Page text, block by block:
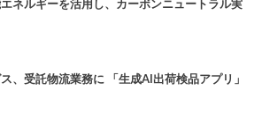
ネルギーを活用し、カーボンニュートラル実
、受託物流業務に 「生成AI出荷検品アプリ」